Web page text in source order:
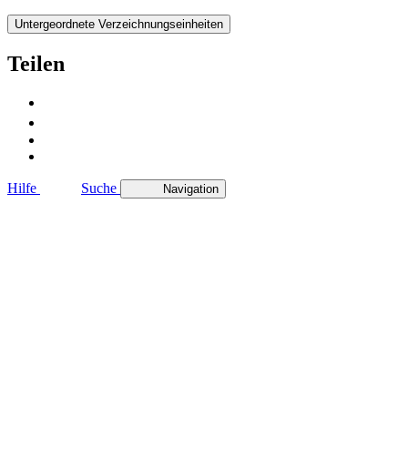
Untergeordnete Verzeichnungseinheiten
Teilen
Hilfe Suche Navigation